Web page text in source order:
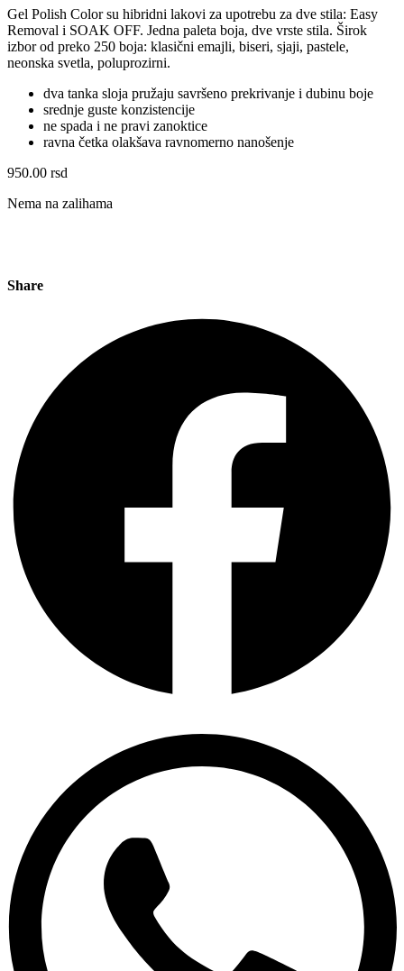
Gel Polish Color su hibridni lakovi za upotrebu za dve stila: Easy
Removal i SOAK OFF. Jedna paleta boja, dve vrste stila. Širok
izbor od preko 250 boja: klasični emajli, biseri, sjaji, pastele,
neonska svetla, poluprozirni.
dva tanka sloja pružaju savršeno prekrivanje i dubinu boje
srednje guste konzistencije
ne spada i ne pravi zanoktice
ravna četka olakšava ravnomerno nanošenje
950.00 rsd
Nema na zalihama
Share